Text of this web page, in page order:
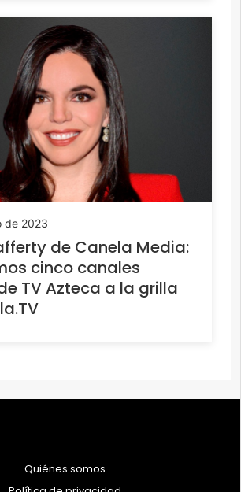
de 2023
de Canela Media:
cinco canales
TV Azteca a la grilla
Quiénes somos